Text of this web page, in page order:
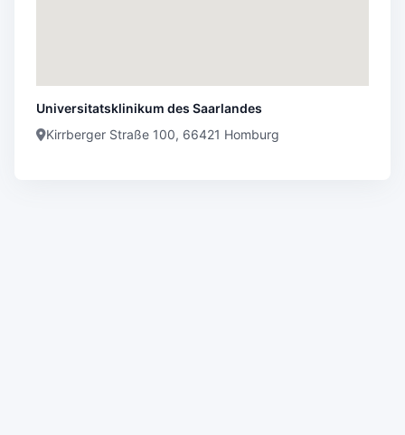
Universitatsklinikum des Saarlandes
Kirrberger Straße 100, 66421 Homburg